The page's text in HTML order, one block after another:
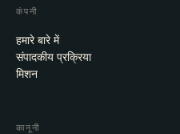
कंपनी
हमारे बारे में
संपादकीय प्रक्रिया
मिशन
कानूनी